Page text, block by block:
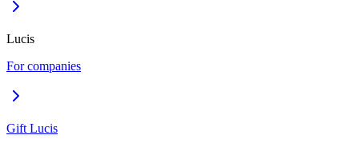
Lucis
For companies
Gift Lucis